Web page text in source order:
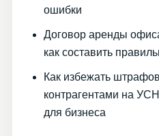
ошибки
Договор аренды
как составить
Как избежать
контрагентами на
для бизнеса